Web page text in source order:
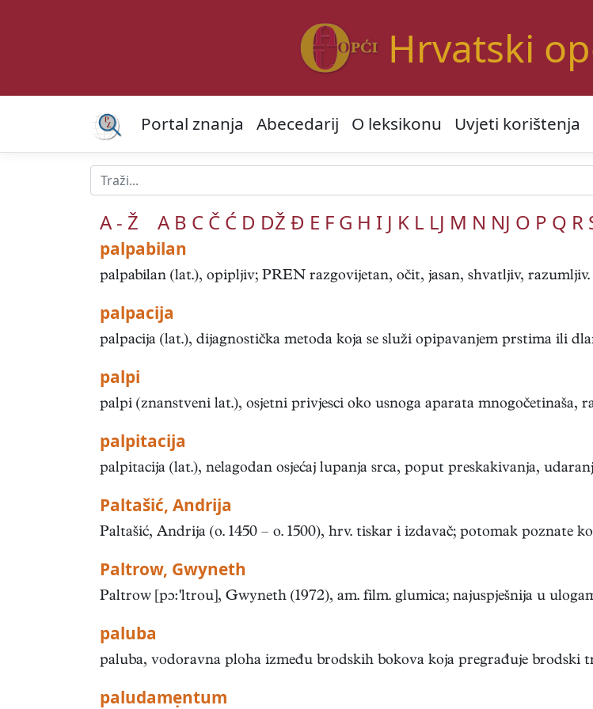
Hrvatski
Portal znanja Abecedarij O leksikonu Uvjeti korištenja
A - Ž A B C Č Ć D DŽ Đ E F G H I J K L LJ M N NJ O P Q R
palpabilan
palpabilan (lat.), opipljiv; PREN razgovijetan, očit, jasan, shvatljiv, razumljiv.
palpacija
palpacija (lat.), dijagnostička metoda koja se služi opipavanjem prstima ili
palpi
palpi (znanstveni lat.), osjetni privjesci oko usnoga aparata mnogočetinaša,
palpitacija
palpitacija (lat.), nelagodan osjećaj lupanja srca, poput preskakivanja,
Paltašić, Andrija
Paltašić, Andrija (o. 1450 – o. 1500), hrv. tiskar i izdavač; potomak poznate
Paltrow, Gwyneth
Paltrow [pɔltrou], Gwyneth (1972), am. film. glumica; najuspješnija u
paluba
paluba, vodoravna ploha između brodskih bokova koja pregrađuje brodski
paludamẹntum